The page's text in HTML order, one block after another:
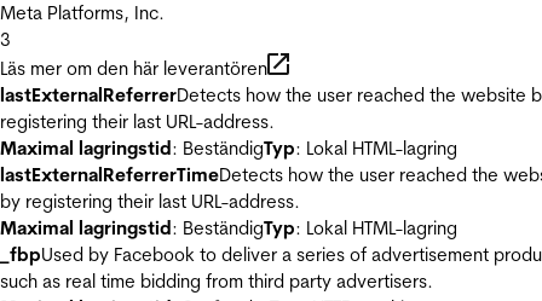
Meta Platforms, Inc.
3
Läs mer om den här leverantören
lastExternalReferrerDetects how the user reached the website
registering their last URL-address.
Maximal lagringstid: BeständigTyp: Lokal HTML-lagring
lastExternalReferrerTimeDetects how the user reached the
by registering their last URL-address.
Maximal lagringstid: BeständigTyp: Lokal HTML-lagring
_fbpUsed by Facebook to deliver a series of advertisement
such as real time bidding from third party advertisers.